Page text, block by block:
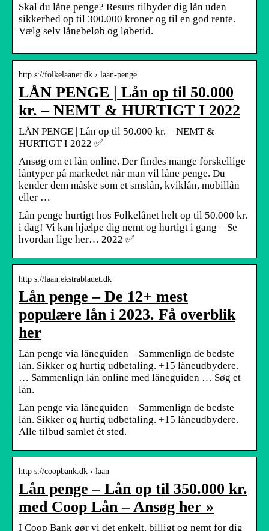
Skal du låne penge? Resurs tilbyder dig lån uden
sikkerhed op til 300.000 kroner og til en god rente.
Vælg selv lånebeløb og løbetid.
http s://folkelaanet.dk › laan-penge
LÅN PENGE | Lån op til 50.000
kr. – NEMT & HURTIGT I 2022
LÅN PENGE | Lån op til 50.000 kr. – NEMT &
HURTIGT I 2022 ✅
Ansøg om et lån online. Der findes mange forskellige
låntyper på markedet når man vil låne penge. Du
kender dem måske som et smslån, kviklån, mobillån
eller …
Lån penge hurtigt hos Folkelånet helt op til 50.000 kr.
i dag! Vi kan hjælpe dig nemt og hurtigt i gang – Se
hvordan lige her… 2022 ✅
http s://laan.ekstrabladet.dk
Lån penge – De 12+ mest
populære lån i 2023. Få overblik
her
Lån penge via låneguiden – Sammenlign de bedste
lån. Sikker og hurtig udbetaling. +15 låneudbydere.
… Sammenlign lån online med låneguiden … Søg et
lån.
Lån penge via låneguiden – Sammenlign de bedste
lån. Sikker og hurtig udbetaling. +15 låneudbydere.
Alle tilbud samlet ét sted.
http s://coopbank.dk › laan
Lån penge – Lån op til 350.000 kr.
med Coop Lån – Ansøg her »
I Coop Bank gør vi det enkelt, billigt og nemt for dig